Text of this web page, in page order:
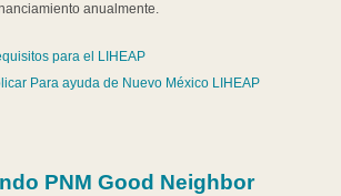
anualmente.
para el LIHEAP
Para ayuda de Nuevo México LIHEAP
PNM Good Neighbor